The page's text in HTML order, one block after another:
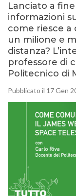
Lanciato a
informazioni
come riesce a
un milione e
distanza?
professore di
Politecnico di
Pubblicato il 17 Gen